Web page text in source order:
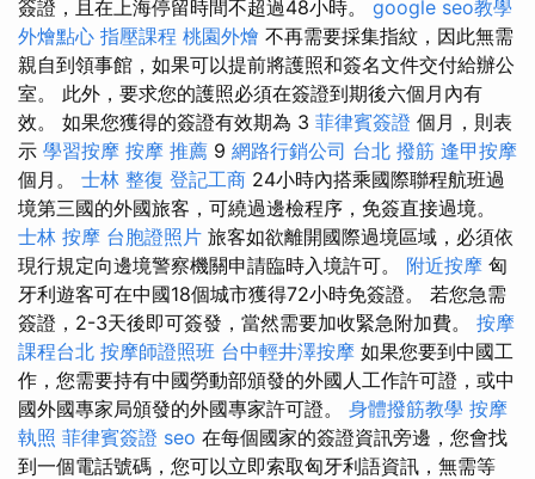
簽證，且在上海停留時間不超過48小時。 google seo教學
外燴點心 指壓課程 桃園外燴 不再需要採集指紋，因此無需
親自到領事館，如果可以提前將護照和簽名文件交付給辦公
室。 此外，要求您的護照必須在簽證到期後六個月內有
效。 如果您獲得的簽證有效期為 3 菲律賓簽證 個月，則表
示 學習按摩 按摩 推薦 9 網路行銷公司 台北 撥筋 逢甲按摩
個月。 士林 整復 登記工商 24小時內搭乘國際聯程航班過
境第三國的外國旅客，可繞過邊檢程序，免簽直接過境。
士林 按摩 台胞證照片 旅客如欲離開國際過境區域，必須依
現行規定向邊境警察機關申請臨時入境許可。 附近按摩 匈
牙利遊客可在中國18個城市獲得72小時免簽證。 若您急需
簽證，2-3天後即可簽發，當然需要加收緊急附加費。 按摩
課程台北 按摩師證照班 台中輕井澤按摩 如果您要到中國工
作，您需要持有中國勞動部頒發的外國人工作許可證，或中
國外國專家局頒發的外國專家許可證。 身體撥筋教學 按摩
執照 菲律賓簽證 seo 在每個國家的簽證資訊旁邊，您會找
到一個電話號碼，您可以立即索取匈牙利語資訊，無需等